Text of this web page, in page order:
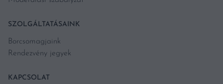
SZOLGÁLTATÁSAINK
Borcsomagjaink
Rendezvény jegyek
KAPCSOLAT